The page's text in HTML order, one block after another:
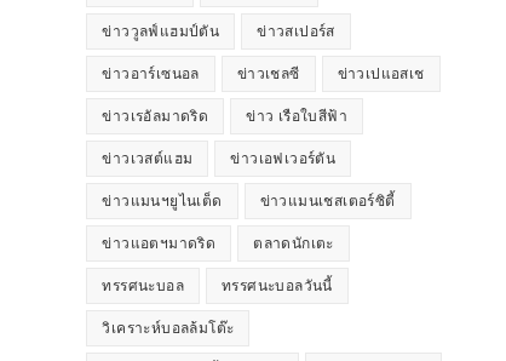
ข่าววูลฟ์แฮมป์ตัน ข่าวสเปอร์ส
ข่าวอาร์เซนอล ข่าวเชลซี ข่าวเปแอสเช
ข่าวเรอัลมาดริด ข่าว เรือใบสีฟ้า
ข่าวเวสต์แฮม ข่าวเอฟเวอร์ตัน
ข่าวแมนฯยูไนเต็ด ข่าวแมนเชสเตอร์ซิตี้
ข่าวแอตฯมาดริด ตลาดนักเตะ
ทรรศนะบอล ทรรศนะบอลวันนี้
วิเคราะห์บอลล้มโต๊ะ